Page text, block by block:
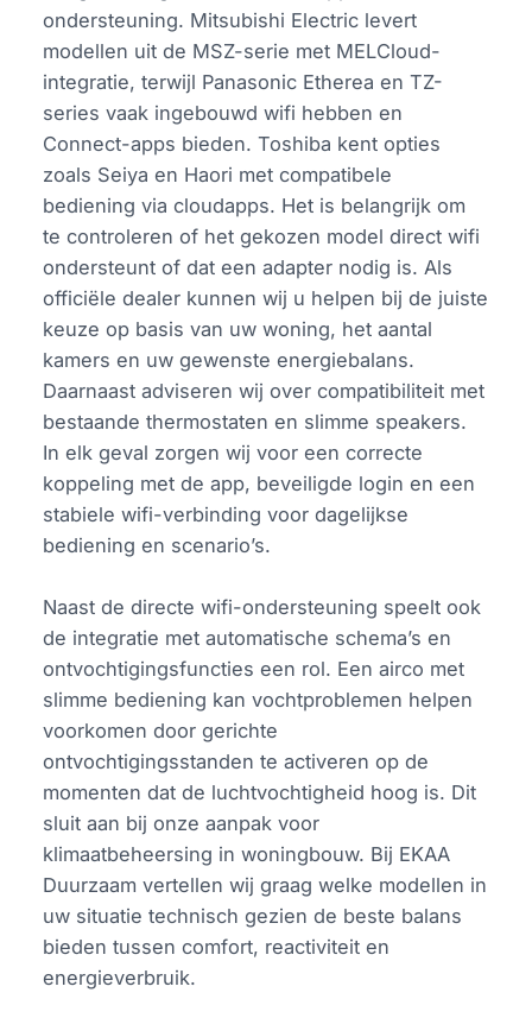
ondersteuning. Mitsubishi Electric levert
modellen uit de MSZ-serie met MELCloud-
integratie, terwijl Panasonic Etherea en TZ-
series vaak ingebouwd wifi hebben en
Connect-apps bieden. Toshiba kent opties
zoals Seiya en Haori met compatibele
bediening via cloudapps. Het is belangrijk om
te controleren of het gekozen model direct wifi
ondersteunt of dat een adapter nodig is. Als
officiële dealer kunnen wij u helpen bij de juiste
keuze op basis van uw woning, het aantal
kamers en uw gewenste energiebalans.
Daarnaast adviseren wij over compatibiliteit met
bestaande thermostaten en slimme speakers.
In elk geval zorgen wij voor een correcte
koppeling met de app, beveiligde login en een
stabiele wifi-verbinding voor dagelijkse
bediening en scenario’s.
Naast de directe wifi-ondersteuning speelt ook
de integratie met automatische schema’s en
ontvochtigingsfuncties een rol. Een airco met
slimme bediening kan vochtproblemen helpen
voorkomen door gerichte
ontvochtigingsstanden te activeren op de
momenten dat de luchtvochtigheid hoog is. Dit
sluit aan bij onze aanpak voor
klimaatbeheersing in woningbouw. Bij EKAA
Duurzaam vertellen wij graag welke modellen in
uw situatie technisch gezien de beste balans
bieden tussen comfort, reactiviteit en
energieverbruik.